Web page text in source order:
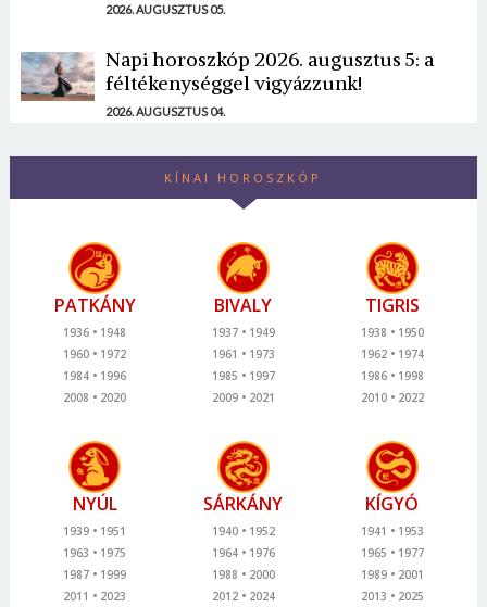
2026. AUGUSZTUS 05.
Napi horoszkóp 2026. augusztus 5: a
féltékenységgel vigyázzunk!
2026. AUGUSZTUS 04.
KÍNAI HOROSZKÓP
PATKÁNY
1936
1948
1960
1972
1984
1996
2008
2020
BIVALY
1937
1949
1961
1973
1985
1997
2009
2021
TIGRIS
1938
1950
1962
1974
1986
1998
2010
2022
NYÚL
1939
1951
1963
1975
1987
1999
2011
2023
SÁRKÁNY
1940
1952
1964
1976
1988
2000
2012
2024
KÍGYÓ
1941
1953
1965
1977
1989
2001
2013
2025